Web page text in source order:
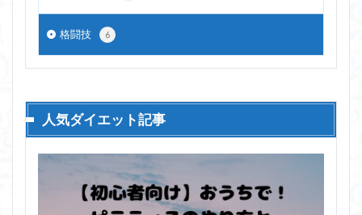
格闘技 6
人気ダイエット記事